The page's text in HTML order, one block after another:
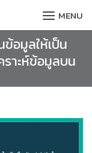
MENU
อมูลให้เป็น
ราะห์ข้อมูลบน